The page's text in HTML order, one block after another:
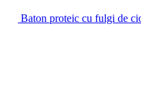
Baton proteic cu fulgi de